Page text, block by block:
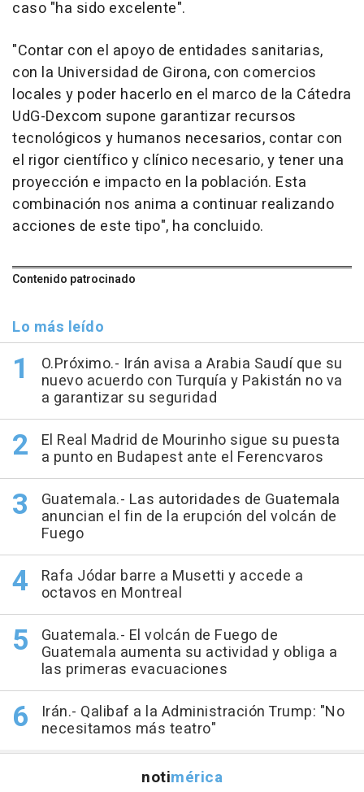
caso "ha sido excelente".
"Contar con el apoyo de entidades sanitarias,
con la Universidad de Girona, con comercios
locales y poder hacerlo en el marco de la Cátedra
UdG-Dexcom supone garantizar recursos
tecnológicos y humanos necesarios, contar con
el rigor científico y clínico necesario, y tener una
proyección e impacto en la población. Esta
combinación nos anima a continuar realizando
acciones de este tipo", ha concluido.
Contenido patrocinado
Lo más leído
O.Próximo.- Irán avisa a Arabia Saudí que su
nuevo acuerdo con Turquía y Pakistán no va
a garantizar su seguridad
El Real Madrid de Mourinho sigue su puesta
a punto en Budapest ante el Ferencvaros
Guatemala.- Las autoridades de Guatemala
anuncian el fin de la erupción del volcán de
Fuego
Rafa Jódar barre a Musetti y accede a
octavos en Montreal
Guatemala.- El volcán de Fuego de
Guatemala aumenta su actividad y obliga a
las primeras evacuaciones
Irán.- Qalibaf a la Administración Trump: "No
necesitamos más teatro"
notimérica